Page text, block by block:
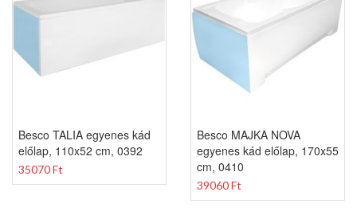
Besco TALIA egyenes kád
előlap, 110x52 cm, 0392
35070 Ft
Besco MAJKA NOVA
egyenes kád előlap, 170x55
cm, 0410
39060 Ft